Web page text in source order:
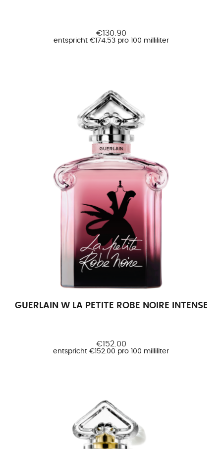
€130.90
entspricht €174.53 pro 100 milliliter
GUERLAIN W LA PETITE ROBE NOIRE INTENSE
€152.00
entspricht €152.00 pro 100 milliliter